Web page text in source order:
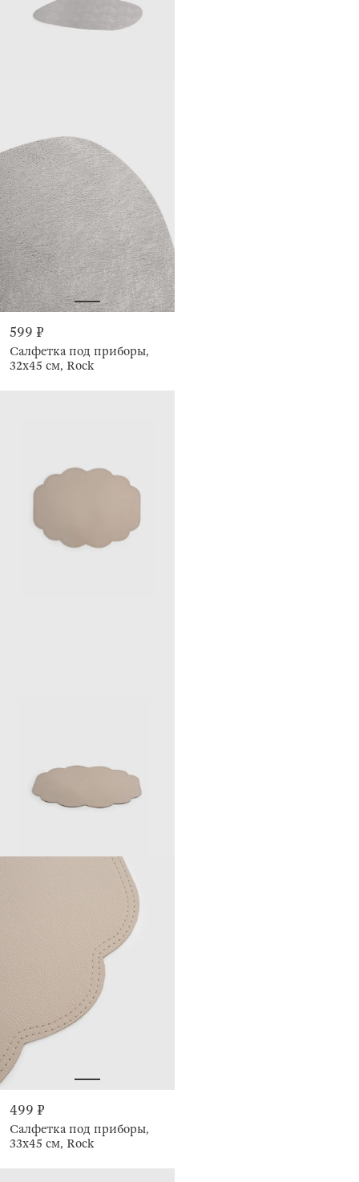
599 ₽
Салфетка под приборы,
32х45 см, Rock
499 ₽
Салфетка под приборы,
33х45 см, Rock